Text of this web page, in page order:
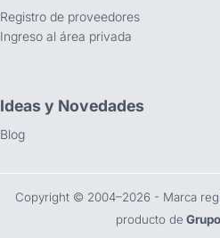
Registro de proveedores
Ingreso al área privada
Ideas y Novedades
Blog
Copyright ©️ 2004–2026 - Marca
producto de